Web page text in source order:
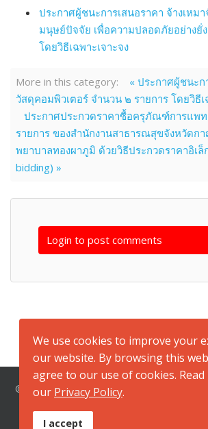
ประกาศผู้ชนะการเสนอราคา จ้างเหม
มนุษย์ปัจจัย เพื่อความปลอดภัยอย่างยั่
โดยวิธีเฉพาะเจาะจง
More in this category:
« ประกาศผู้ชนะก
วัสดุคอมพิวเตอร์ จำนวน ๒ รายการ โดยวิธีเ
ประกาศประกวดราคาซื้อครุภัณฑ์การแพ
รายการ ของสำนักงานสาธารณสุขจังหวัดก
พยาบาลทองผาภูมิ ด้วยวิธีประกวดราคาอิเ
bidding) »
Login to post comments
© 2026 สำนักงานสาธารณสุขจังหวัดกาญจ
หมายเลขโทรศัพท์ 034-512961, 034-
We use cookies to improve your
our website. By browsing this
agree to our use of cookies.
our Privacy Policy.
I accept